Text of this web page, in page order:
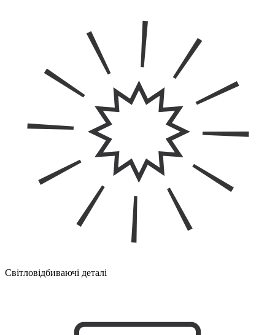
Світловідбиваючі деталі